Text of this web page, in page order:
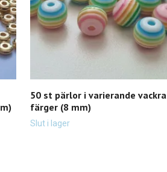
50 st pärlor i varierande vackra
färger (8 mm)
Slut i lager